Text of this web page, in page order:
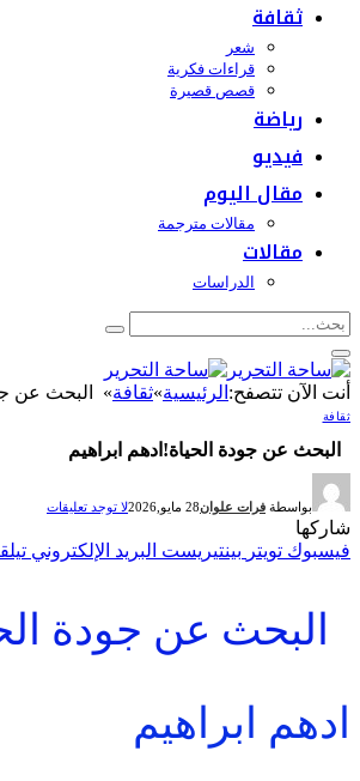
ثقافة
شعر
قراءات فكرية
قصص قصيرة
رياضة
فيديو
مقال اليوم
مقالات مترجمة
مقالات
الدراسات
أنت الآن تتصفح: الرئيسية»ثقافة» البحث عن
ثقافة
البحث عن جودة الحياة!ادهم ابراهيم
بواسطة فرات علوان28 مايو,2026 لا توجد تعليقات
شاركها
فيسبوك تويتر بينتيريست البريد الإلكتروني
البحث عن جودة
ادهم ابراهيم